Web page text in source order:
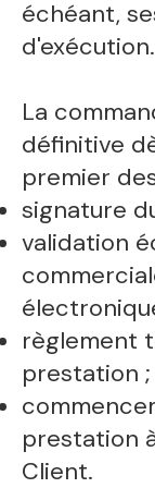
échéant,
d'exécution.
La
définitive
premier
signature
validation
règlement
prestation ;
prestation
Client.